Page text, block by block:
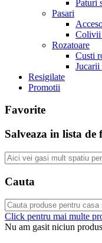
Paturi
Pasari
Colivii
Rozatoare
Custi
Jucarii
Resigilate
Promotii
Favorite
Salveaza in lista de
Cauta
Click pentru mai multe
Nu am gasit niciun